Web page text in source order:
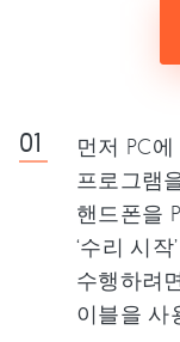
먼저 PC
프로그램
핸드폰을
‘수리 시
수행하려
이블을 사